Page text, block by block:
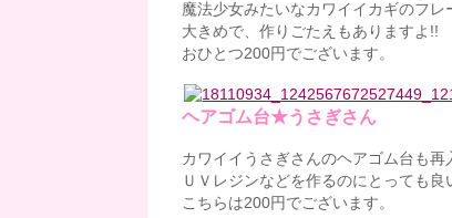
魔法少女みたいなカワイイカギのフレ
大きめで、作りごたえもありますよ!!
おひとつ200円でございます。
ヘアゴム台★うさぎさん
カワイイうさぎさんのヘアゴム台も再
ＵＶレジンなどを作るのにとっても良
こちらは200円でございます。